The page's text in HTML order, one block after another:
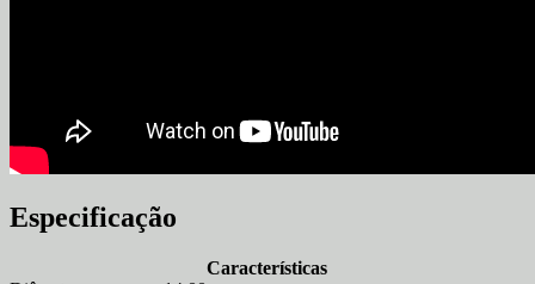
Especificação
Características